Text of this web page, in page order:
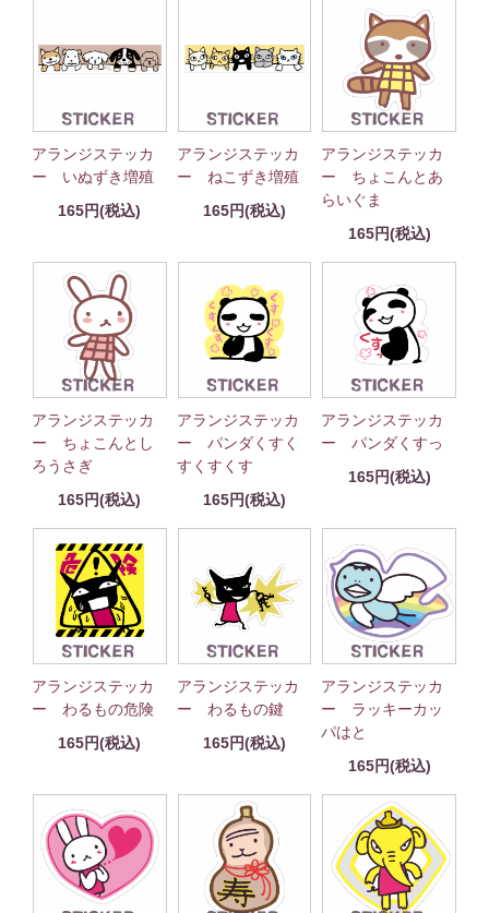
アランジステッカ
ー いぬずき増殖
165円(税込)
アランジステッカ
ー ねこずき増殖
165円(税込)
アランジステッカ
ー ちょこんとあ
らいぐま
165円(税込)
アランジステッカ
ー ちょこんとし
ろうさぎ
165円(税込)
アランジステッカ
ー パンダくすく
すくすくす
165円(税込)
アランジステッカ
ー パンダくすっ
165円(税込)
アランジステッカ
ー わるもの危険
165円(税込)
アランジステッカ
ー わるもの鍵
165円(税込)
アランジステッカ
ー ラッキーカッ
パはと
165円(税込)